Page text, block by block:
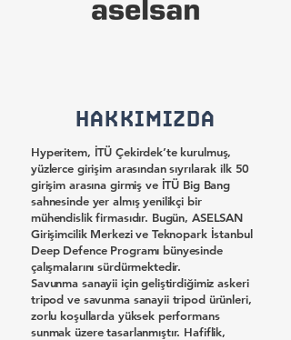
HAKKIMIZDA
Hyperitem, İTÜ Çekirdek’te kurulmuş,
yüzlerce girişim arasından sıyrılarak ilk 50
girişim arasına girmiş ve İTÜ Big Bang
sahnesinde yer almış yenilikçi bir
mühendislik firmasıdır. Bugün, ASELSAN
Girişimcilik Merkezi ve Teknopark İstanbul
Deep Defence Programı bünyesinde
çalışmalarını sürdürmektedir.
Savunma sanayii için geliştirdiğimiz askeri
tripod ve savunma sanayii tripod ürünleri,
zorlu koşullarda yüksek performans
sunmak üzere tasarlanmıştır. Hafiflik,